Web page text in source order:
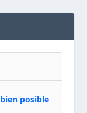
posible